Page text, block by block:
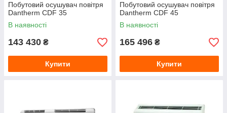
Побутовий осушувач повітря
Dantherm CDF 35
В наявності
143 430 ₴
Купити
Побутовий осушувач повітря
Dantherm CDF 45
В наявності
165 496 ₴
Купити